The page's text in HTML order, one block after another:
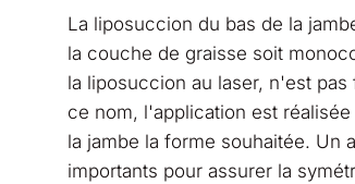
La liposuccion du bas de la
la couche de graisse soit
la liposuccion au laser, n'est
ce nom, l'application est
la jambe la forme souhaitée. Un
importants pour assurer la